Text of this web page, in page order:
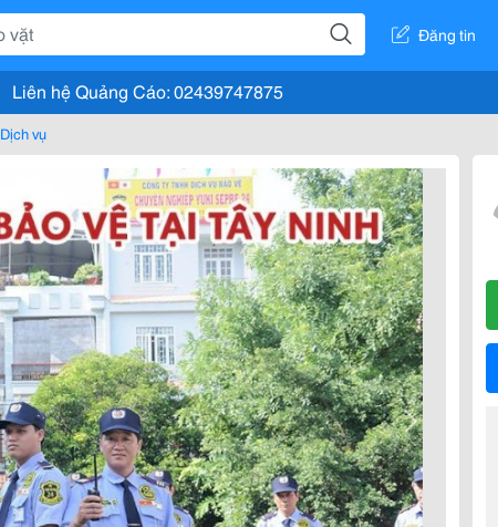
Đăng tin
Liên hệ Quảng Cáo: 02439747875
Dịch vụ